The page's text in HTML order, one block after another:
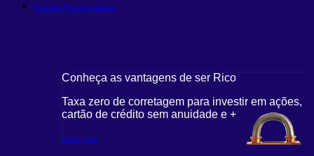
Carteiras Recomendadas
Conheça as vantagens de ser Rico
Taxa zero de corretagem para investir em ações,
cartão de crédito sem anuidade e +
Saiba mais